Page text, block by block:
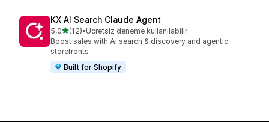
KX AI Search Claude Agent
5,05 yıldız üzerinden
(12)
toplam 12 değerlendirme
•Ücretsiz deneme kullanılabilir
Boost sales with AI search & discovery and agentic
storefronts
Built for Shopify